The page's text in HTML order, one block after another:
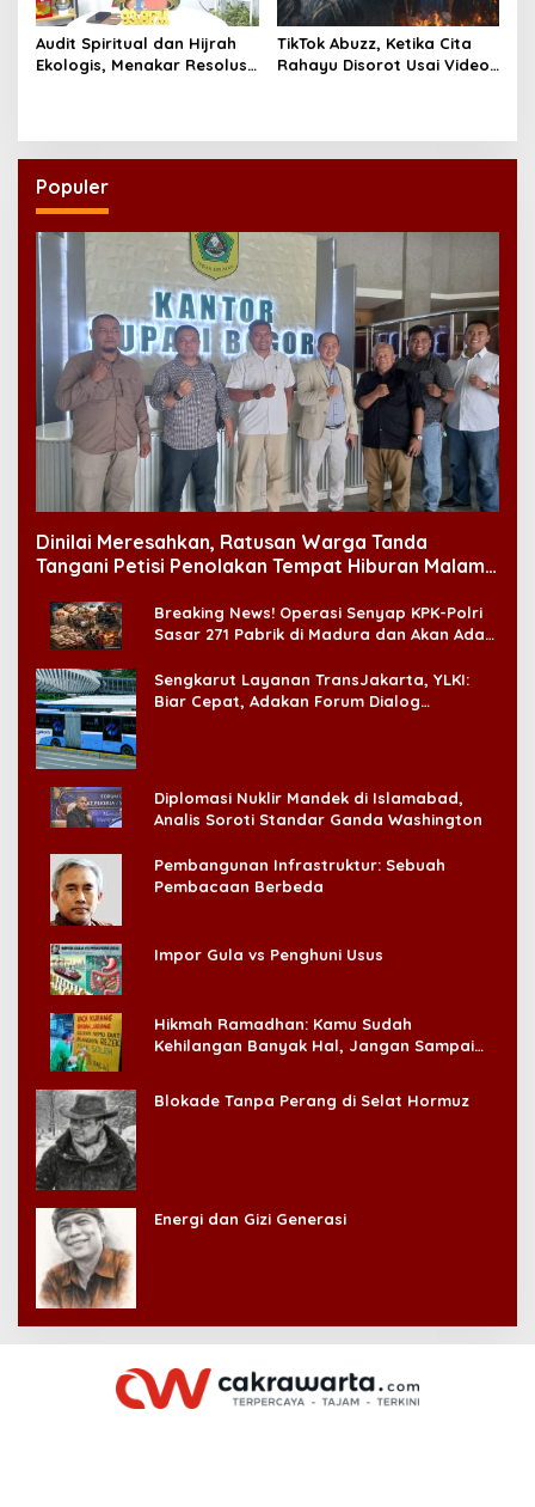
Audit Spiritual dan Hijrah
Ekologis, Menakar Resolusi
TikTok Abuzz, Ketika Cita
Rahayu Disorot Usai Video
Populer
Dinilai Meresahkan, Ratusan Warga Tanda
Tangani Petisi Penolakan Tempat Hiburan Malam
Breaking News! Operasi Senyap KPK-Polri
Sasar 271 Pabrik di Madura dan Akan Ada
Sengkarut Layanan TransJakarta, YLKI:
Biar Cepat, Adakan Forum Dialog
Diplomasi Nuklir Mandek di Islamabad,
Analis Soroti Standar Ganda Washington
Pembangunan Infrastruktur: Sebuah
Pembacaan Berbeda
Impor Gula vs Penghuni Usus
Hikmah Ramadhan: Kamu Sudah
Kehilangan Banyak Hal, Jangan Sampai
Blokade Tanpa Perang di Selat Hormuz
Energi dan Gizi Generasi